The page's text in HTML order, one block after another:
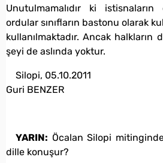
Unutulmamalıdır ki
ordular sınıfların bastonu olarak
kullanılmaktadır. Ancak
şeyi de aslında yoktur.
Silopi, 05.10.2011
Guri BENZER
YARIN: Öcalan Silopi
dille konuşur?